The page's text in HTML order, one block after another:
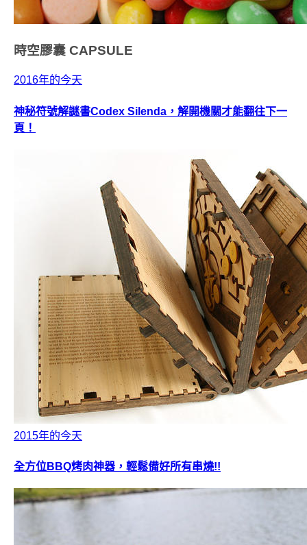
時空膠囊 CAPSULE
2016年的今天
神秘符號解謎書Codex Silenda，解開機關才能翻往下一
頁！
2015年的今天
全方位BBQ烤肉神器，輕鬆備好所有串燒!!